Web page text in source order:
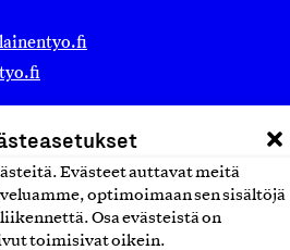
Evästeet auttavat meitä
optimoimaan sen sisältöjä
Osa evästeistä on
toimisivat oikein.